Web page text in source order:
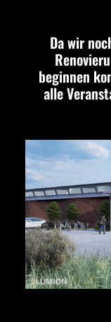
Da wir
beginnen
alle